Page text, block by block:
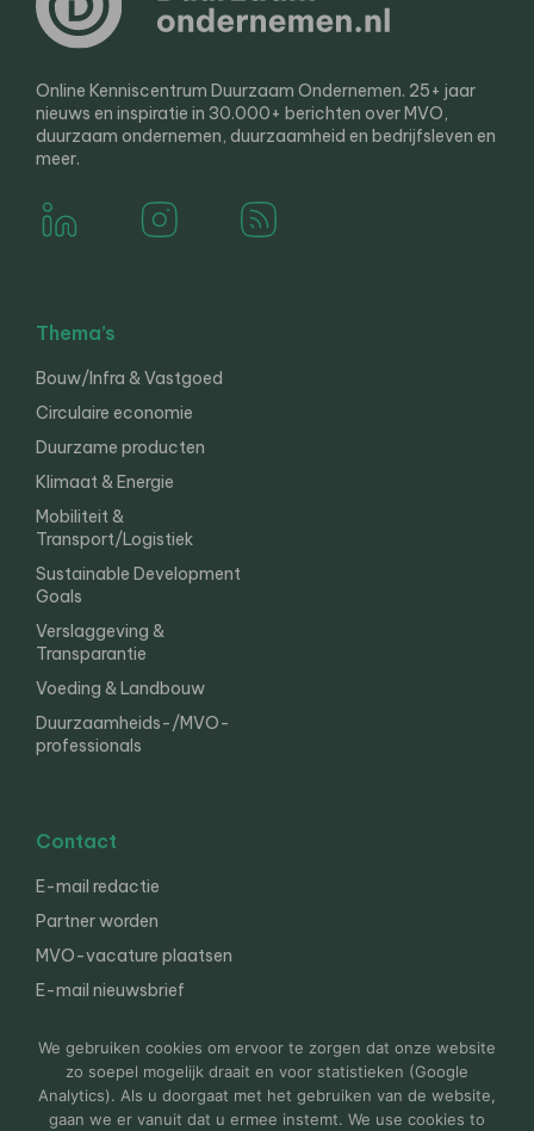
Online Kenniscentrum Duurzaam Ondernemen. 25+ jaar
nieuws en inspiratie in 30.000+ berichten over MVO,
duurzaam ondernemen, duurzaamheid en bedrijfsleven en
meer.
Thema’s
Bouw/Infra & Vastgoed
Circulaire economie
Duurzame producten
Klimaat & Energie
Mobiliteit &
Transport/Logistiek
Sustainable Development
Goals
Verslaggeving &
Transparantie
Voeding & Landbouw
Duurzaamheids-/MVO-
professionals
Contact
E-mail redactie
Partner worden
MVO-vacature plaatsen
E-mail nieuwsbrief
© 2000-2026 Van der Molen EIS Colofon Disclaimer
We gebruiken cookies om ervoor te zorgen dat onze website
zo soepel mogelijk draait en voor statistieken (Google
Analytics). Als u doorgaat met het gebruiken van de website,
gaan we er vanuit dat u ermee instemt. We use cookies to